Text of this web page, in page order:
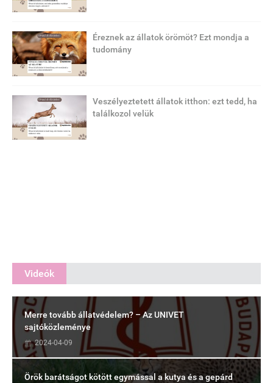
Éreznek az állatok örömöt? Ezt mondja a
tudomány
Veszélyeztetett állatok itthon: ezt tedd, ha
találkozol velük
Videók
Merre tovább állatvédelem? – Az UNIVET
sajtóközleménye
2024-04-09
Örök barátságot kötött egymással a kutya és a gepárd